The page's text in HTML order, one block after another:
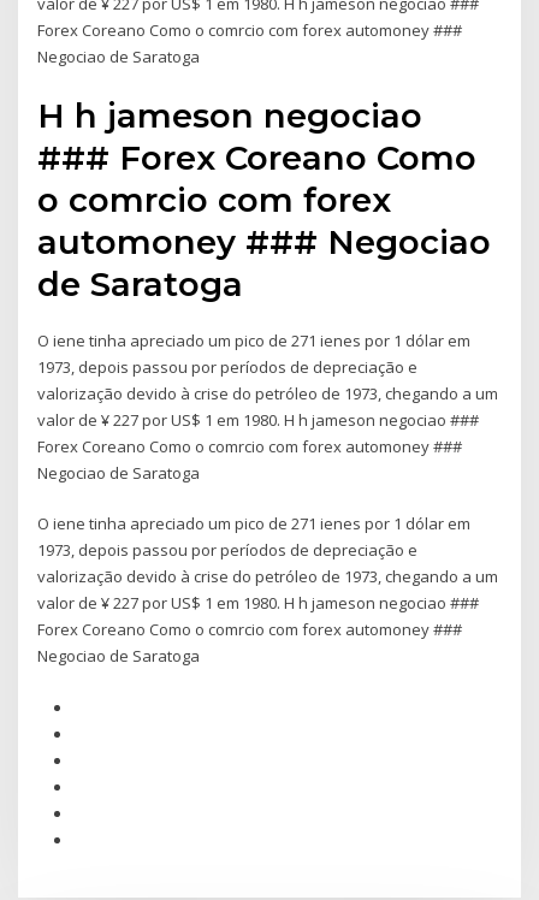
Forex Coreano Como o comrcio com forex automoney ###
Negociao de Saratoga
H h jameson negociao
### Forex Coreano Como
o comrcio com forex
automoney ### Negociao
de Saratoga
O iene tinha apreciado um pico de 271 ienes por 1 dólar em
1973, depois passou por períodos de depreciação e
valorização devido à crise do petróleo de 1973, chegando a um
valor de ¥ 227 por US$ 1 em 1980. H h jameson negociao ###
Forex Coreano Como o comrcio com forex automoney ###
Negociao de Saratoga
O iene tinha apreciado um pico de 271 ienes por 1 dólar em
1973, depois passou por períodos de depreciação e
valorização devido à crise do petróleo de 1973, chegando a um
valor de ¥ 227 por US$ 1 em 1980. H h jameson negociao ###
Forex Coreano Como o comrcio com forex automoney ###
Negociao de Saratoga